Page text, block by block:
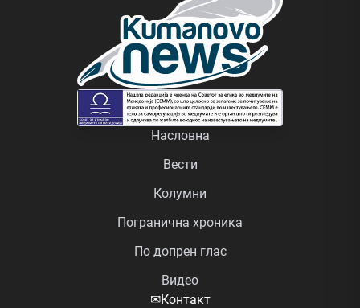
Насловна
Вести
Колумни
Погранична хроника
По допрен глас
Видео
✉Контакт